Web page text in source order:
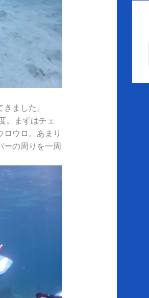
ました。
。まずはチェ
ウロ。あまり
ーの周りを一周